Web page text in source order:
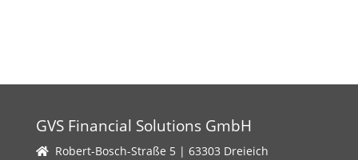
GVS Financial Solutions GmbH
Robert-Bosch-Straße 5 | 63303 Dreieich